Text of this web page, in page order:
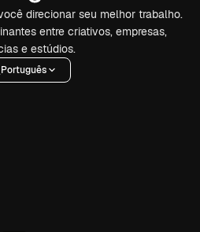
direcionar seu melhor trabalho.
entre criativos, empresas,
e estúdios.
Português